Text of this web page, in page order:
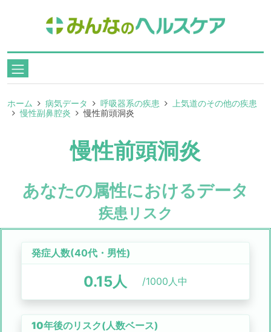
ホーム 病気データ 呼吸器系の疾患
上気道のその他の疾患
慢性副鼻腔炎
慢性前頭洞炎
慢性前頭洞炎
あなたの属性におけるデータ
疾患リスク
発症人数(40代 ・ 男性)
0.15人 /1000人中
10年後のリスク(人数ベース)